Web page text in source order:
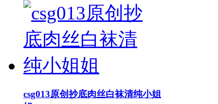
csg013原创抄底肉丝白袜清纯小姐